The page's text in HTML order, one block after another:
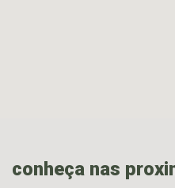
conheça nas